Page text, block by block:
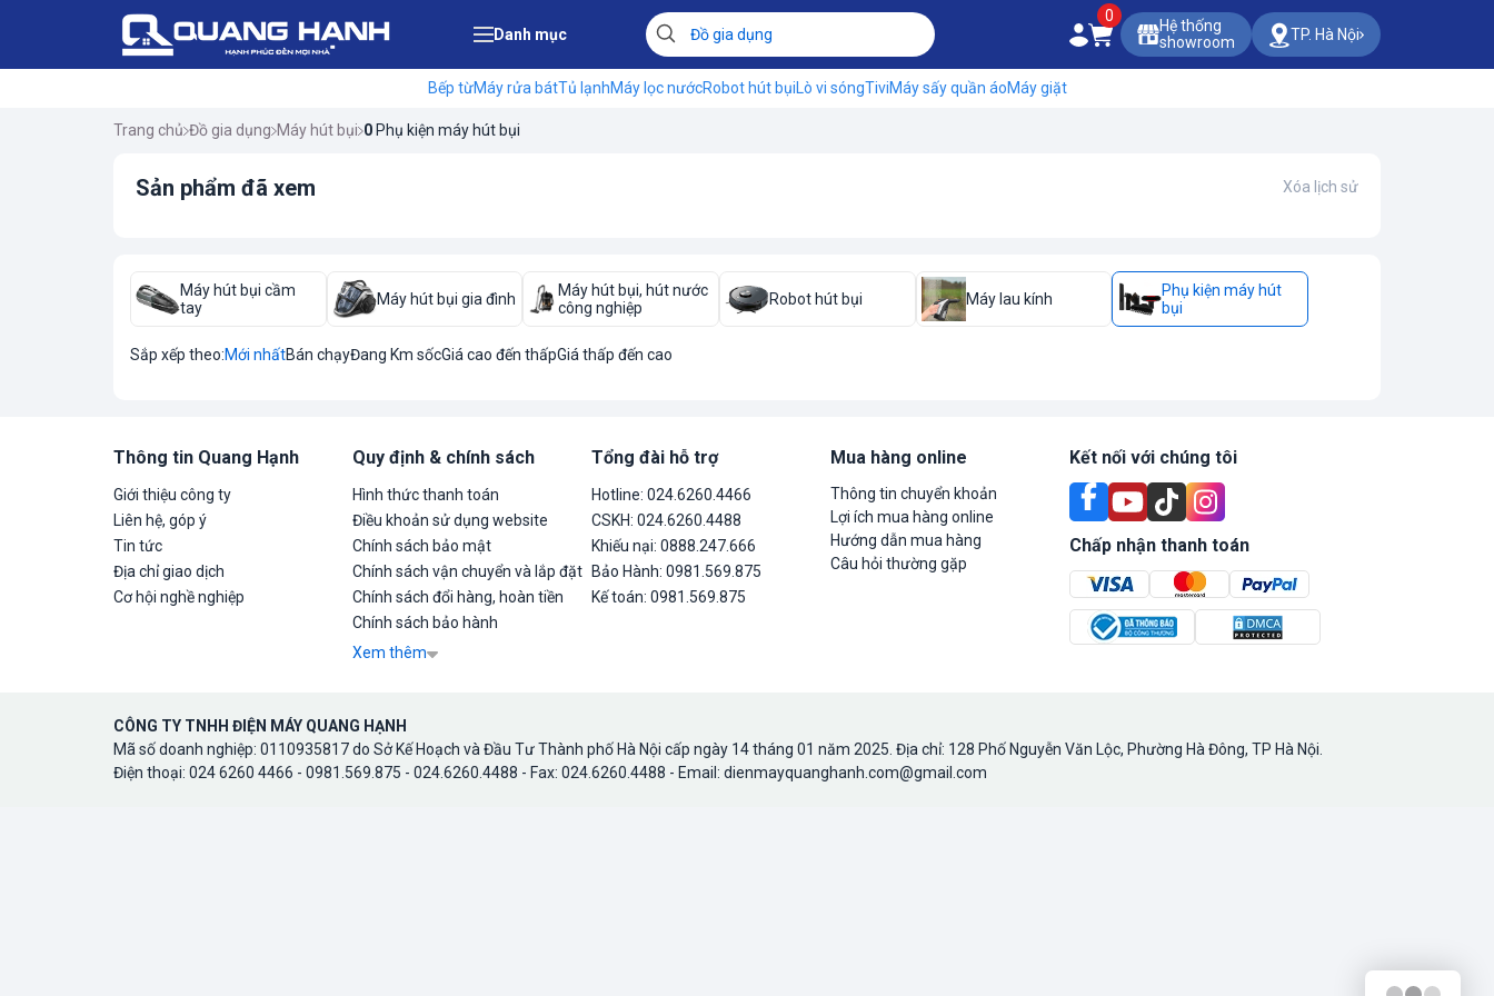
Danh mục
0
Hệ thống
showroom
TP. Hà Nội
Bếp từMáy rửa bátTủ lạnhMáy lọc nướcRobot hút bụiLò vi sóngTiviMáy sấy quần áoMáy giặt
Trang chủ Đồ gia dụng Máy hút bụi 0 Phụ kiện máy hút bụi
Sản phẩm đã xem Xóa lịch sử
Máy hút bụi cầm
tay
Máy hút bụi gia đình
Máy hút bụi, hút nước
công nghiệp
Robot hút bụi Máy lau kính
Phụ kiện máy hút
bụi
Sắp xếp theo:Mới nhấtBán chạyĐang Km sốcGiá cao đến thấpGiá thấp đến cao
Thông tin Quang Hạnh
Giới thiệu công ty
Liên hệ, góp ý
Tin tức
Địa chỉ giao dịch
Cơ hội nghề nghiệp
Quy định & chính sách
Hình thức thanh toán
Điều khoản sử dụng website
Chính sách bảo mật
Chính sách vận chuyển và lắp đặt
Chính sách đổi hàng, hoàn tiền
Chính sách bảo hành
Xem thêm
Tổng đài hỗ trợ
Hotline: 024.6260.4466
CSKH: 024.6260.4488
Khiếu nại: 0888.247.666
Bảo Hành: 0981.569.875
Kế toán: 0981.569.875
Mua hàng online
Thông tin chuyển khoản
Lợi ích mua hàng online
Hướng dẫn mua hàng
Câu hỏi thường gặp
Kết nối với chúng tôi
Chấp nhận thanh toán
CÔNG TY TNHH ĐIỆN MÁY QUANG HẠNH
Mã số doanh nghiệp: 0110935817 do Sở Kế Hoạch và Đầu Tư Thành phố Hà Nội cấp ngày 14 tháng 01 năm 2025. Địa chỉ: 128 Phố Nguyễn Văn Lộc, Phường Hà Đông, TP Hà Nội.
Điện thoại: 024 6260 4466 - 0981.569.875 - 024.6260.4488 - Fax: 024.6260.4488 - Email: dienmayquanghanh.com@gmail.com